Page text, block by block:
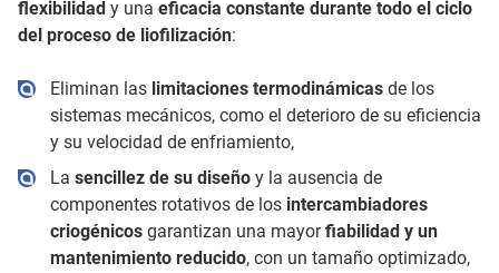
flexibilidad y una eficacia constante durante todo el ciclo
del proceso de liofilización:
Eliminan las limitaciones termodinámicasde los
sistemas mecánicos, como el deterioro de su eficiencia
y su velocidad de enfriamiento,
La sencillez de su diseñoy la ausencia de
componentes rotativos de los intercambiadores
criogénicosgarantizan una mayorfiabilidad y un
mantenimiento reducido, con un tamaño optimizado,